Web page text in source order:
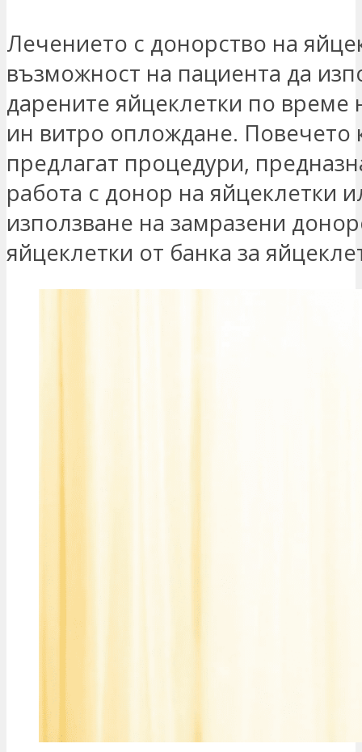
Лечението с донорство на
възможност на пациента да
дарените яйцеклетки по време
ин витро оплождане. Повечето
предлагат процедури,
работа с донор на яйцеклетки
използване на замразени
яйцеклетки от банка за